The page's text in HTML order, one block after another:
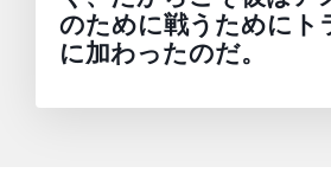
のために戦うためにト
に加わったのだ。